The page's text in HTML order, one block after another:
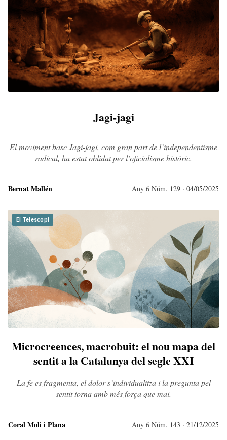
Jagi-jagi
El moviment basc Jagi-jagi, com gran part de l’independentisme
radical, ha estat oblidat per l’oficialisme històric.
Bernat Mallén Any 6 Núm. 129 · 04/05/2025
El Telescopi
Microcreences, macrobuit: el nou mapa del
sentit a la Catalunya del segle XXI
La fe es fragmenta, el dolor s’individualitza i la pregunta pel
sentit torna amb més força que mai.
Coral Moli i Plana Any 6 Núm. 143 · 21/12/2025